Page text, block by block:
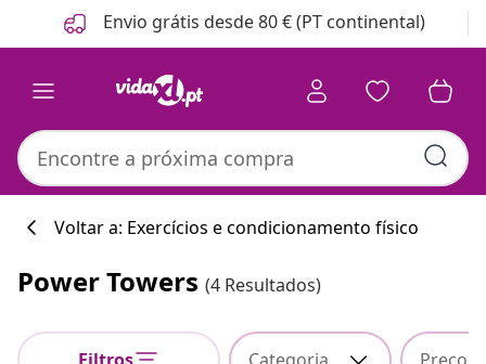
Anterior
Seguinte Envio grátis desde 80 € (PT continental)
Voltar a: Exercícios e condicionamento físico
Power Towers (4 Resultados)